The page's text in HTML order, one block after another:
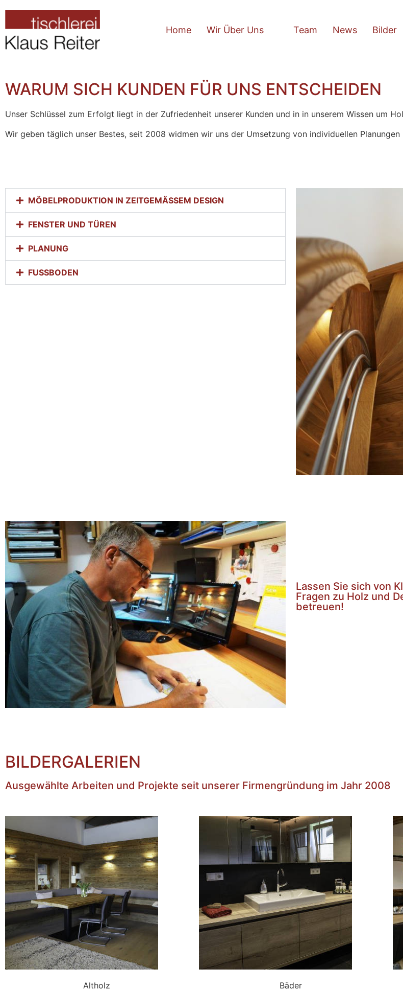
Home Wir Über Uns Team News Bilder
WARUM SICH KUNDEN FÜR UNS ENTSCHEIDEN
Unser Schlüssel zum Erfolgt liegt in der Zufriedenheit unserer Kunden und in in unserem Wissen um
Wir geben täglich unser Bestes, seit 2008 widmen wir uns der Umsetzung von individuellen
MÖBELPRODUKTION IN ZEITGEMÄSSEM DESIGN
FENSTER UND TÜREN
PLANUNG
FUSSBODEN
Lassen Sie sich von
Fragen zu Holz und
betreuen!
BILDERGALERIEN
Ausgewählte Arbeiten und Projekte seit unserer Firmengründung im Jahr 2008
Altholz Bäder